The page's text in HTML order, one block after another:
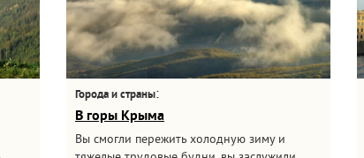
Города и страны:
В горы Крыма
Вы смогли пережить холодную зиму и